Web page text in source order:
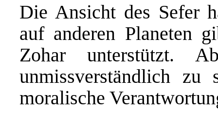
Die Ansicht des Sefer
auf anderen Planeten
Zohar unterstützt.
unmissverständlich zu
moralische